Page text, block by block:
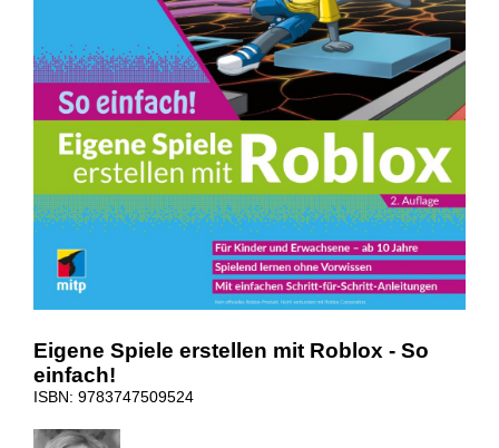
Eigene Spiele erstellen mit Roblox - So
einfach!
ISBN: 9783747509524